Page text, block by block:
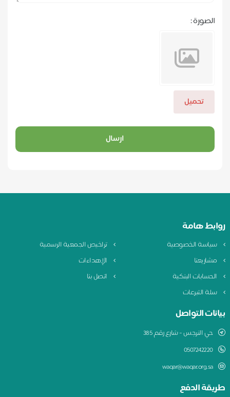
الصورة :
تحميل
ارسال
هامة
الخصوصية
تراخيص الجمعية الرسمية
الإهداءات
البنكية
اتصل بنا
التبرعات
التواصل
حي النرجس - شارع رقم 385
0507242220
waqar@waqar.org.sa
الدفع